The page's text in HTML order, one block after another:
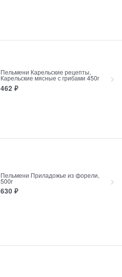
Пельмени Карельские рецепты,
Карельские мясные с грибами 450г
462 ₽
Пельмени Приладожье из форели,
500г
630 ₽